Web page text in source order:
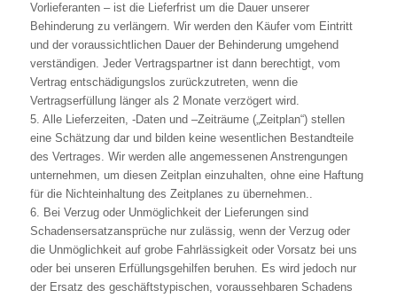
Vorlieferanten – ist die Lieferfrist um die Dauer unserer
Behinderung zu verlängern. Wir werden den Käufer vom Eintritt
und der voraussichtlichen Dauer der Behinderung umgehend
verständigen. Jeder Vertragspartner ist dann berechtigt, vom
Vertrag entschädigungslos zurückzutreten, wenn die
Vertragserfüllung länger als 2 Monate verzögert wird.
5. Alle Lieferzeiten, -Daten und –Zeiträume („Zeitplan“) stellen
eine Schätzung dar und bilden keine wesentlichen Bestandteile
des Vertrages. Wir werden alle angemessenen Anstrengungen
unternehmen, um diesen Zeitplan einzuhalten, ohne eine Haftung
für die Nichteinhaltung des Zeitplanes zu übernehmen..
6. Bei Verzug oder Unmöglichkeit der Lieferungen sind
Schadensersatzansprüche nur zulässig, wenn der Verzug oder
die Unmöglichkeit auf grobe Fahrlässigkeit oder Vorsatz bei uns
oder bei unseren Erfüllungsgehilfen beruhen. Es wird jedoch nur
der Ersatz des geschäftstypischen, voraussehbaren Schadens